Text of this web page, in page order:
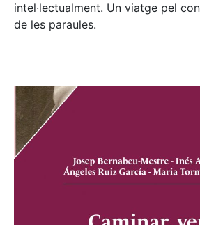
intel·lectualment. Un viatge pel
de les paraules.